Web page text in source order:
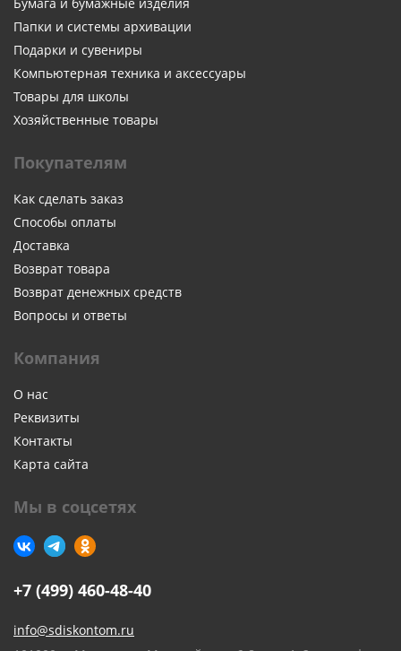
Папки и системы архивации
Подарки и сувениры
Компьютерная техника и аксессуары
Товары для школы
Хозяйственные товары
Покупателям
Как сделать заказ
Способы оплаты
Доставка
Возврат товара
Возврат денежных средств
Вопросы и ответы
Компания
О нас
Реквизиты
Контакты
Карта сайта
Мы в соцсетях
+7 (499) 460-48-40
info@sdiskontom.ru